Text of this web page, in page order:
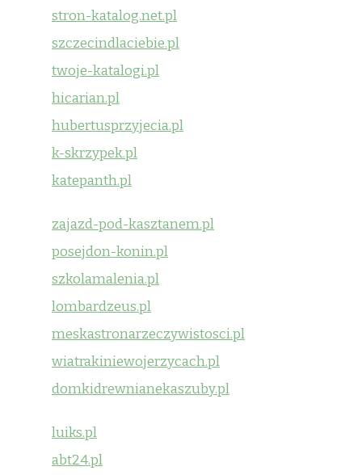
stron-katalog.net.pl
szczecindlaciebie.pl
twoje-katalogi.pl
hicarian.pl
hubertusprzyjecia.pl
k-skrzypek.pl
katepanth.pl
zajazd-pod-kasztanem.pl
posejdon-konin.pl
szkolamalenia.pl
lombardzeus.pl
meskastronarzeczywistosci.pl
wiatrakiniewojerzycach.pl
domkidrewnianekaszuby.pl
luiks.pl
abt24.pl